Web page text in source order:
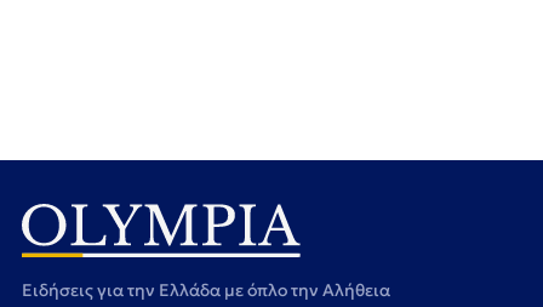
Ειδήσεις για την Ελλάδα με όπλο την Αλήθεια